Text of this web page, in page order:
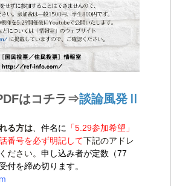
はコチラ⇒談論風発Ⅱ
る方は、 件名に
「5.29参加希望」
番号を必ず明記して下記のアドレ
ださい。 申し込み者が定数（77
付を締め切ります。